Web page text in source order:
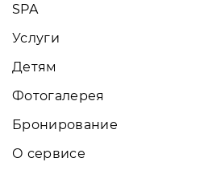
SPA
Услуги
Детям
Фотогалерея
Бронирование
О сервисе